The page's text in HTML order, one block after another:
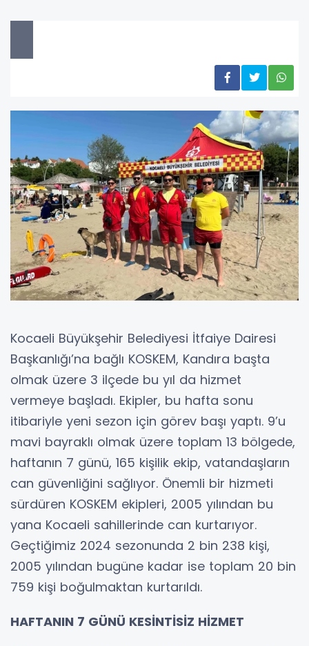
Kocaeli Büyükşehir Belediyesi İtfaiye Dairesi
Başkanlığı’na bağlı KOSKEM, Kandıra başta
olmak üzere 3 ilçede bu yıl da hizmet
vermeye başladı. Ekipler, bu hafta sonu
itibariyle yeni sezon için görev başı yaptı. 9’u
mavi bayraklı olmak üzere toplam 13 bölgede,
haftanın 7 günü, 165 kişilik ekip, vatandaşların
can güvenliğini sağlıyor. Önemli bir hizmeti
sürdüren KOSKEM ekipleri, 2005 yılından bu
yana Kocaeli sahillerinde can kurtarıyor.
Geçtiğimiz 2024 sezonunda 2 bin 238 kişi,
2005 yılından bugüne kadar ise toplam 20 bin
759 kişi boğulmaktan kurtarıldı.
HAFTANIN 7 GÜNÜ KESİNTİSİZ HİZMET